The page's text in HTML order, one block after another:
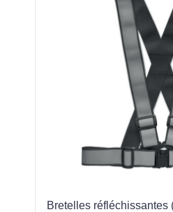
Bretelles réfléchissantes